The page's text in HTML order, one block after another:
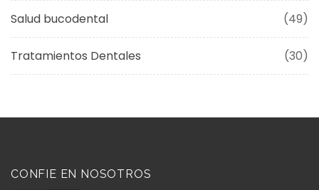
Salud bucodental (49)
Tratamientos Dentales (30)
CONFIE EN NOSOTROS